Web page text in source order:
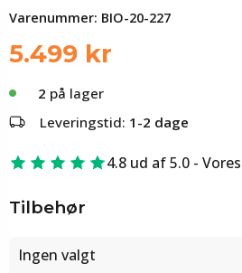
Varenummer: BIO-20-227
5.499 kr
2 på lager
Leveringstid: 1-2 dage
4.8 ud af 5.0 -
Tilbehør
Ingen valgt